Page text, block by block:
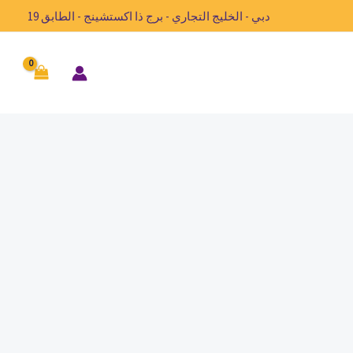
دبي - الخليج التجاري - برج ذا اكستشينج - الطابق 19